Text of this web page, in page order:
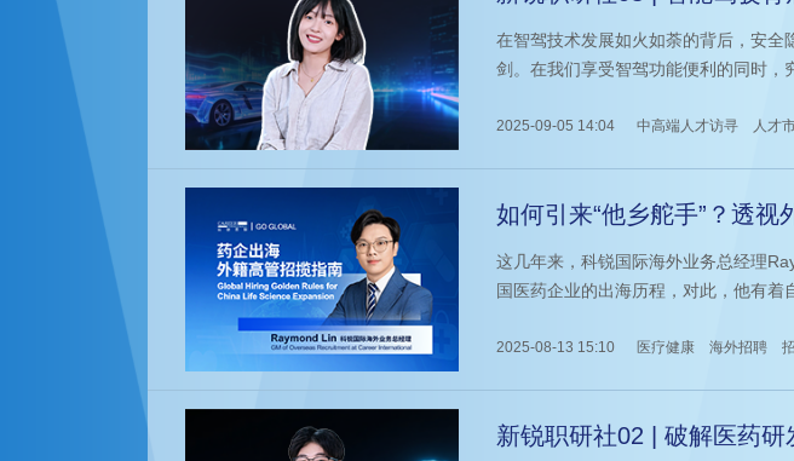
在智驾技术发展如火如荼的背后，安全
剑。在我们享受智驾功能便利的同时，
2025-09-05 14:04 中高端人才访寻 人才
如何引来“他乡舵手”？透视
这几年来，科锐国际海外业务总经理
国医药企业的出海历程，对此，他有着
2025-08-13 15:10 医疗健康 海外招聘
新锐职研社02 | 破解医药研